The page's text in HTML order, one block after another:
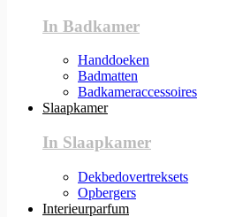
In Badkamer
Handdoeken
Badmatten
Badkameraccessoires
Slaapkamer
In Slaapkamer
Dekbedovertreksets
Opbergers
Interieurparfum